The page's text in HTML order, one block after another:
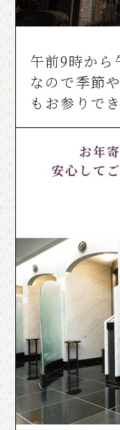
午前9時から
なので季節
もお参りでき
お年
安心して